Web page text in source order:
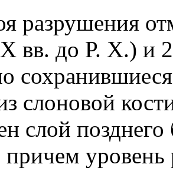
разрушения
вв. до Р. Х.) и
слоновой
слой позднего
уровень